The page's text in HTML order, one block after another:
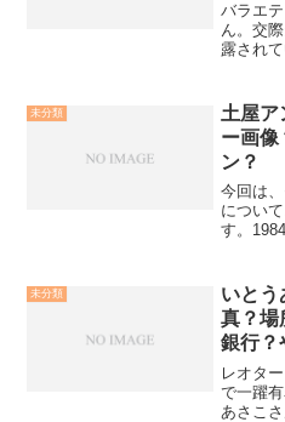
バラエ
ん。交
露され
齢？鈴
たお金
未分類
土屋ア
ー画像
ン？
今回は
につい
す。
ではな
見かけ
未分類
いとう
真？場
銀行？
レオタ
で一躍
あさこ